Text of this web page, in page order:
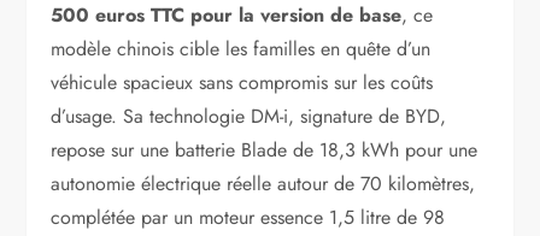
500 euros TTC pour la version de base, ce
modèle chinois cible les familles en quête d’un
véhicule spacieux sans compromis sur les coûts
d’usage. Sa technologie DM-i, signature de BYD,
repose sur une batterie Blade de 18,3 kWh pour une
autonomie électrique réelle autour de 70 kilomètres,
complétée par un moteur essence 1,5 litre de 98